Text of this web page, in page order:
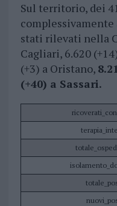
Sul territorio, dei
complessivamente
stati rilevati nella
Cagliari, 6.620
(+3) a Oristano,
(+40) a Sassari.